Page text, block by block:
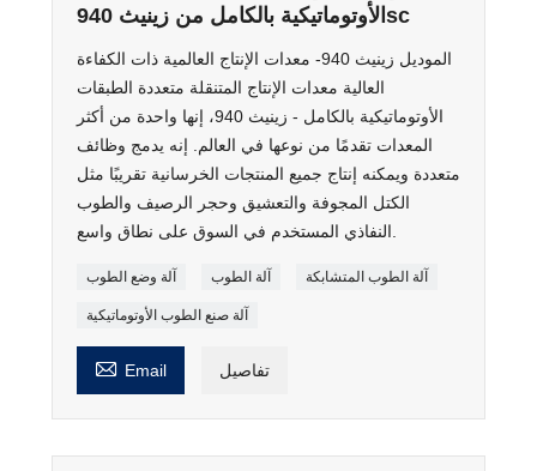
الأوتوماتيكية بالكامل من زينيث 940sc
الموديل زينيث 940- معدات الإنتاج العالمية ذات الكفاءة
العالية معدات الإنتاج المتنقلة متعددة الطبقات
الأوتوماتيكية بالكامل - زينيث 940، إنها واحدة من أكثر
المعدات تقدمًا من نوعها في العالم. إنه يدمج وظائف
متعددة ويمكنه إنتاج جميع المنتجات الخرسانية تقريبًا مثل
الكتل المجوفة والتعشيق وحجر الرصيف والطوب
آلة وضع الطوب آلة الطوب آلة الطوب المتشابكة
آلة صنع الطوب الأوتوماتيكية
 Email تفاصيل